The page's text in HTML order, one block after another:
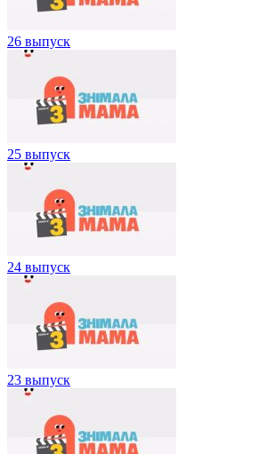
26 выпуск
25 выпуск
24 выпуск
23 выпуск